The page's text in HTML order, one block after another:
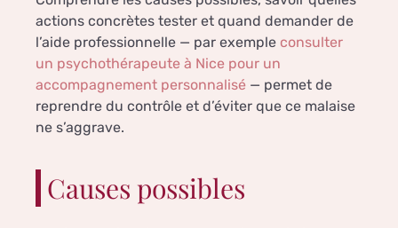
actions concrètes tester et quand demander de
l’aide professionnelle — par exemple consulter
un psychothérapeute à Nice pour un
accompagnement personnalisé — permet de
reprendre du contrôle et d’éviter que ce malaise
ne s’aggrave.
Causes possibles